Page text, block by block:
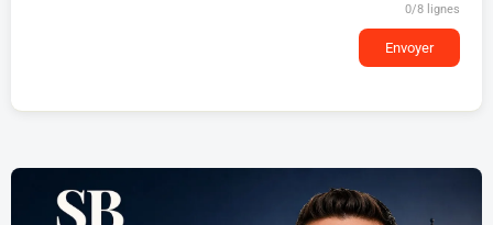
0/8 lignes
Envoyer